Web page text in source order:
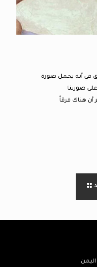
في أنه يحمل صورة
صورتنا
26) لا يظهر أن هناك فرقاً